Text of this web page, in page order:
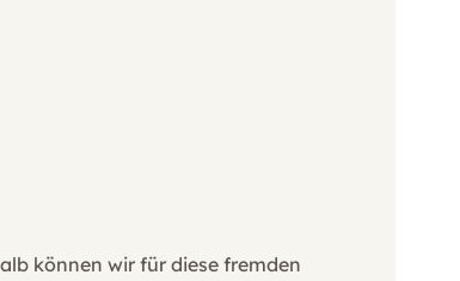
können wir für diese fremden